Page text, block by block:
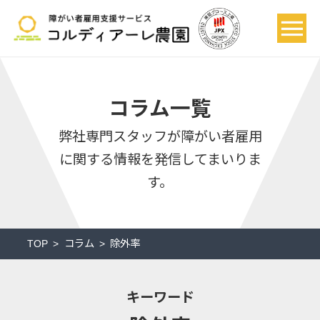
コラム一覧
弊社専門スタッフが障がい者雇用
に関する情報を発信してまいりま
す。
TOP コラム 除外率
キーワード